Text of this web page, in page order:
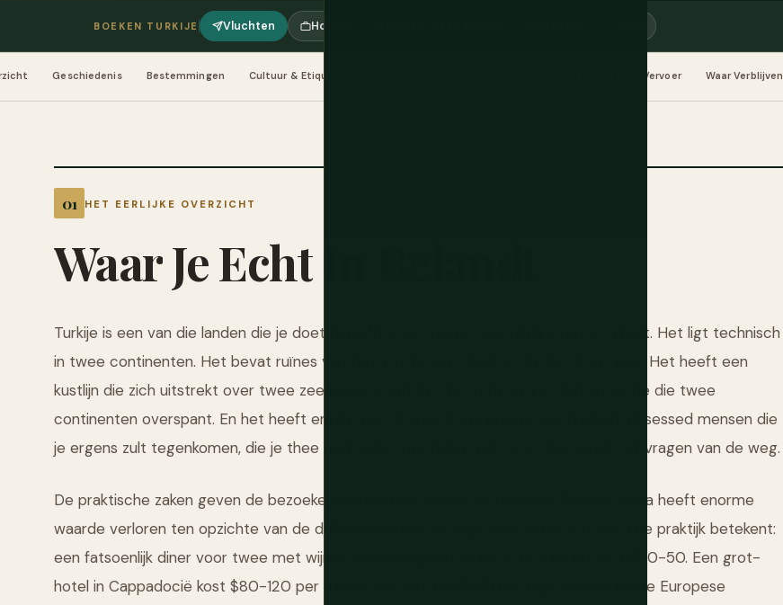
BOEKEN TURKIJE Vluchten Hotels
Geschiedenis Bestemmingen Cultuur & Etiquette Vervoer Waar Verblijven
HET EERLIJKE OVERZICHT
WaarJeEcht
Turkije is een van die landen die je doet herkalibreren wat een geweldige reis er uitziet. Het ligt technisch
in twee continenten. Het bevat ruïnes van ten minste een dozijn grote beschavingen. Het heeft een
kustlijn die zich uitstrekt over twee zeeën. De grootste stad is de enige stad op aarde die twee
continenten overspant. En het heeft enkele van de meest genereuze, gastvrijheidsobsessed mensen die
je ergens zult tegenkomen, die je thee aanbieden voordat je zelfs klaar bent met het vragen van de weg.
De praktische zaken geven de bezoeker momenteel aanzienlijk voordeel. De Turkse lira heeft enorme
waarde verloren ten opzichte van de dollar en euro in de afgelopen jaren. Wat dit in de praktijk betekent:
een fatsoenlijk diner voor twee met wijn in een echt goed Istanbul-restaurant kost $30-50. Een grot-
hotel in Cappadocië kost $80-120 per nacht voor iets dat $400 zou zijn in equivalente Europese